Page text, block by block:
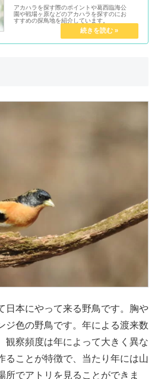
アカハラを探す際のポイントや葛西臨海公
園や戦場ヶ原などのアカハラを探すのにお
すすめの探鳥地を紹介しています。
日本にやって来る野鳥です。胸や
ジ色の野鳥です。年による渡来数
観察頻度は年によって大きく異な
ることが特徴で、当たり年には山
所でアトリを見ることができま